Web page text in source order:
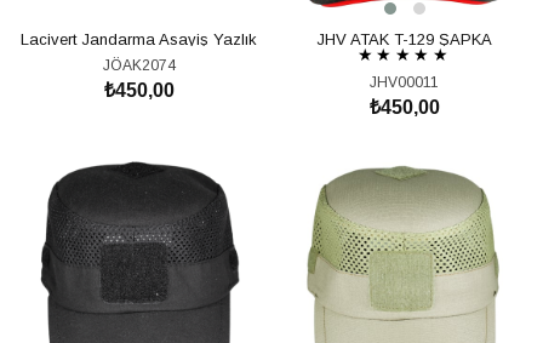
Lacivert Jandarma Asayiş Yazlık
Şapka
JÖAK2074
₺450,00
JHV ATAK T-129 ŞAPKA
★ ★ ★ ★ ★
JHV00011
₺450,00